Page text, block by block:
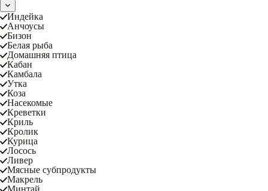
Индейка
Анчоусы
Бизон
Белая рыба
Домашняя птица
Кабан
Камбала
Утка
Коза
Насекомые
Креветки
Криль
Кролик
Курица
Лосось
Ливер
Мясные субпродукты
Макрель
Минтай